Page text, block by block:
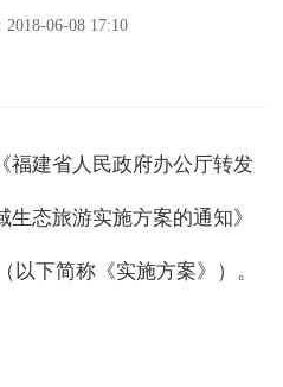
06-08 17:10
：
福建省人民政府办公厅转发
态旅游实施方案的通知》
以下简称《实施方案》）。